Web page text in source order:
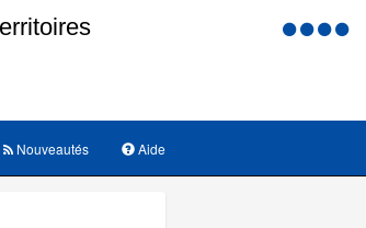
Menu
Aide
Nouveautés